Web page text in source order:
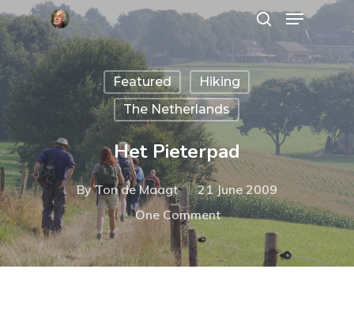
Hit enter to search or ESC to close
Featured
Hiking
The Netherlands
Het Pieterpad
ByTon de Maagt
21 June 2009
One Comment